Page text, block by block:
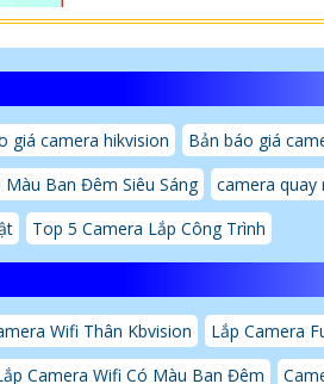
giá camera hikvision
Bản báo giá
Ban Đêm Siêu Sáng
camera
Top 5 Camera Lắp Công Trình
Wifi Thân Kbvision
Lắp Camera
Camera Wifi Có Màu Ban Đêm